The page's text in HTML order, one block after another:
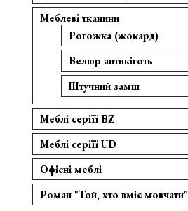
Меблеві тканини
Рогожка (жокард)
Велюр антикіготь
Штучний замш
Меблі серіїї BZ
Меблі серіїї UD
Офісні меблі
Роман "Той, хто вміє мовчати"